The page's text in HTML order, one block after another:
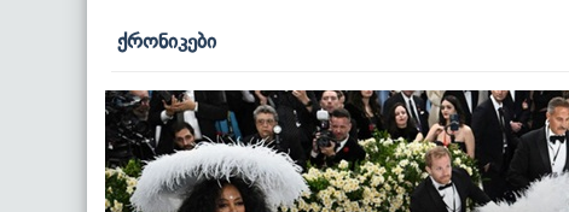
ქრონიკები